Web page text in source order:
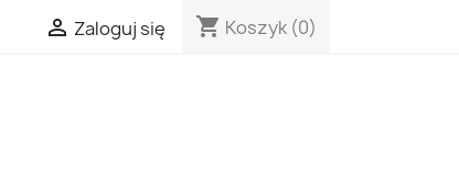
 Zaloguj się shopping_cart Koszyk (0)